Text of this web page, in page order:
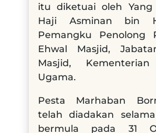
itu diketuai oleh Yang
Haji Asminan bin
Pemangku Penolong
Ehwal Masjid,
Masjid,
Ugama.
Pesta Marhaban
telah diadakan
bermula pada 31